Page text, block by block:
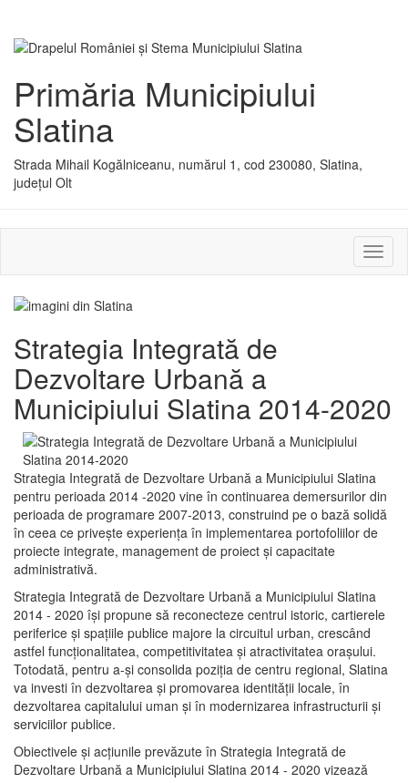
Primăria Municipiului
Slatina
Strada Mihail Kogălniceanu, numărul 1, cod 230080, Slatina,
județul Olt
sau
Strategia Integrată de
Dezvoltare Urbană a
Municipiului Slatina 2014-2020
Strategia Integrată de Dezvoltare Urbană a Municipiului Slatina
pentru perioada 2014 -2020 vine în continuarea demersurilor din
perioada de programare 2007-2013, construind pe o bază solidă
în ceea ce priveşte experienţa în implementarea portofoliilor de
proiecte integrate, management de proiect și capacitate
administrativă.
Strategia Integrată de Dezvoltare Urbană a Municipiului Slatina
2014 - 2020 își propune să reconecteze centrul istoric, cartierele
periferice şi spaţiile publice majore la circuitul urban, crescând
astfel funcţionalitatea, competitivitatea şi atractivitatea oraşului.
Totodată, pentru a-şi consolida poziţia de centru regional, Slatina
va investi în dezvoltarea şi promovarea identităţii locale, în
dezvoltarea capitalului uman şi în modernizarea infrastructurii şi
serviciilor publice.
Obiectivele şi acţiunile prevăzute în Strategia Integrată de
Dezvoltare Urbană a Municipiului Slatina 2014 - 2020 vizează